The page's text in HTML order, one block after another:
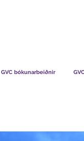
GVC bókunarbeiðnir